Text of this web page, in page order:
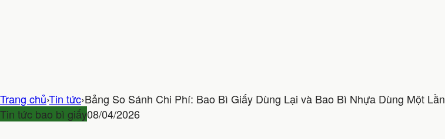
Trang chủ›Tin tức›Bảng So Sánh Chi Phí: Bao Bì Giấy Dùng Lại và Bao Bì Nhựa Dùng Một Lần
Tin tức bao bì giấy08/04/2026